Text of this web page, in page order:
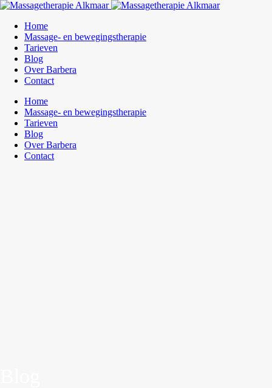
Home
Massage- en bewegingstherapie
Tarieven
Blog
Over Barbera
Contact
Home
Massage- en bewegingstherapie
Tarieven
Blog
Over Barbera
Contact